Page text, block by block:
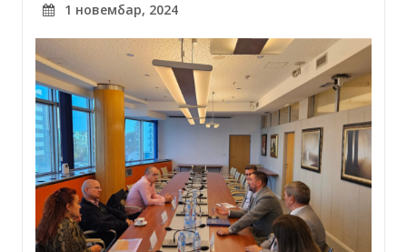
1 новембар, 2024